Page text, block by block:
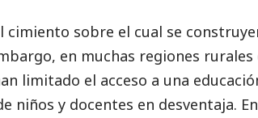
cimiento sobre el cual se
en muchas regiones
limitado el acceso a una
niños y docentes en desventaja.